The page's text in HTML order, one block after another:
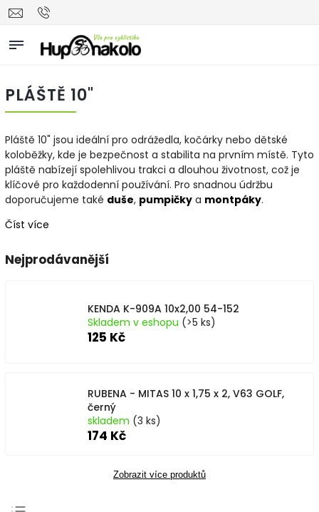
PLÁŠTĚ 10"
Pláště 10" jsou ideální pro odrážedla, kočárky nebo dětské
koloběžky, kde je bezpečnost a stabilita na prvním místě. Tyto
pláště nabízejí spolehlivou trakci a dlouhou životnost, což je
klíčové pro každodenní používání. Pro snadnou údržbu
doporučujeme také duše, pumpičky a montpáky.
Číst více
Nejprodávanější
KENDA K-909A 10x2,00 54-152
Skladem v eshopu (>5 ks)
125 Kč
RUBENA - MITAS 10 x 1,75 x 2, V63 GOLF,
černý
skladem (3 ks)
174 Kč
Zobrazit více produktů